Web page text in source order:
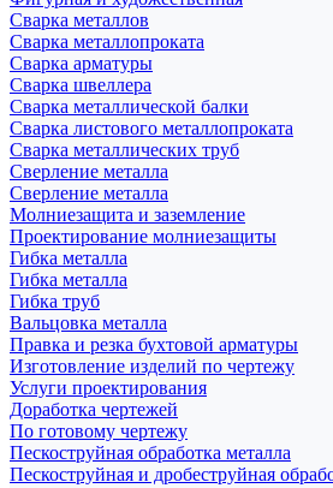
Сварка металлов
Сварка металлопроката
Сварка арматуры
Сварка швеллера
Сварка металлической балки
Сварка листового металлопроката
Сварка металлических труб
Сверление металла
Сверление металла
Молниезащита и заземление
Проектирование молниезащиты
Гибка металла
Гибка металла
Гибка труб
Вальцовка металла
Правка и резка бухтовой арматуры
Изготовление изделий по чертежу
Услуги проектирования
Доработка чертежей
По готовому чертежу
Пескоструйная обработка металла
Пескоструйная и дробеструйная